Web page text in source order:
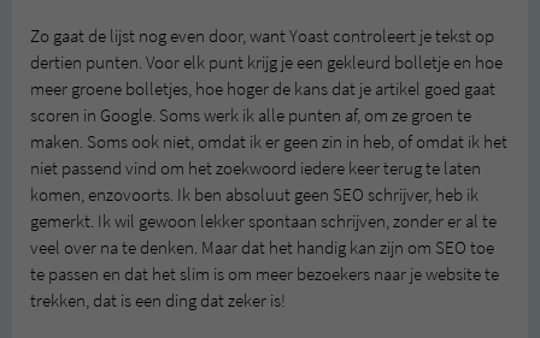
Zo gaat de lijst nog even door, want Yoast controleert je tekst op
dertien punten. Voor elk punt krijg je een gekleurd bolletje en hoe
meer groene bolletjes, hoe hoger de kans dat je artikel goed gaat
scoren in Google. Soms werk ik alle punten af, om ze groen te
maken. Soms ook niet, omdat ik er geen zin in heb, of omdat ik het
niet passend vind om het zoekwoord iedere keer terug te laten
komen, enzovoorts. Ik ben absoluut geen SEO schrijver, heb ik
gemerkt. Ik wil gewoon lekker spontaan schrijven, zonder er al te
veel over na te denken. Maar dat het handig kan zijn om SEO toe
te passen en dat het slim is om meer bezoekers naar je website te
trekken, dat is een ding dat zeker is!